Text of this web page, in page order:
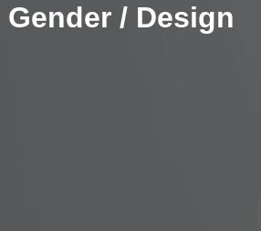
Gender / Design